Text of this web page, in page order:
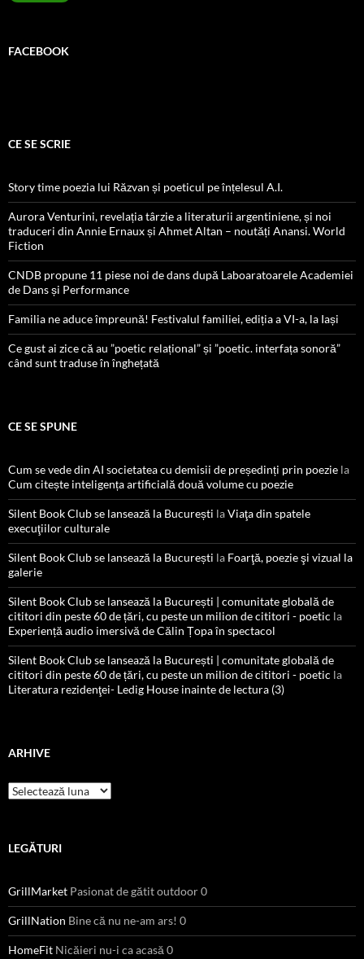
FACEBOOK
CE SE SCRIE
Story time poezia lui Răzvan și poeticul pe înțelesul A.I.
Aurora Venturini, revelația târzie a literaturii argentiniene, și noi
traduceri din Annie Ernaux și Ahmet Altan – noutăți Anansi. World
Fiction
CNDB propune 11 piese noi de dans după Laboaratoarele Academiei
de Dans și Performance
Familia ne aduce împreună! Festivalul familiei, ediția a VI-a, la Iași
Ce gust ai zice că au ”poetic relațional” și ”poetic. interfața sonoră”
când sunt traduse în înghețată
CE SE SPUNE
Cum se vede din AI societatea cu demisii de președinți prin poezie la
Cum citește inteligența artificială două volume cu poezie
Silent Book Club se lansează la București laViaţa din spatele
execuţiilor culturale
Silent Book Club se lansează la București la Foarţă, poezie şi vizual la
galerie
Silent Book Club se lansează la București | comunitate globală de
cititori din peste 60 de țări, cu peste un milion de cititori - poetic la
Experiență audio imersivă de Călin Țopa în spectacol
Silent Book Club se lansează la București | comunitate globală de
cititori din peste 60 de țări, cu peste un milion de cititori - poetic la
Literatura rezidenţei- Ledig House inainte de lectura (3)
ARHIVE
Arhive
LEGĂTURI
GrillMarket Pasionat de gătit outdoor 0
GrillNation Bine că nu ne-am ars! 0
HomeFit Nicăieri nu-i ca acasă 0